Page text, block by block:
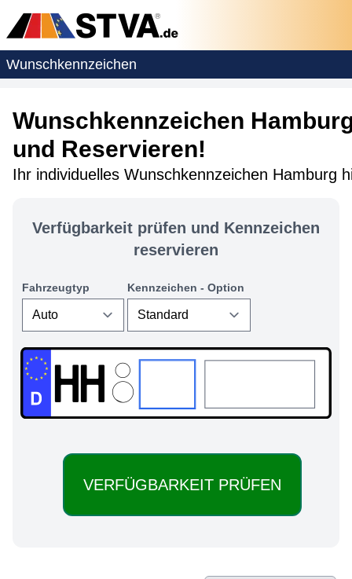
Wunschkennzeichen
Wunschkennzeichen
und Reservieren!
Ihr individuelles Wunschkennzeichen Hamburg
Verfügbarkeit prüfen und Kennzeichen
reservieren
Fahrzeugtyp Kennzeichen - Option
HH: